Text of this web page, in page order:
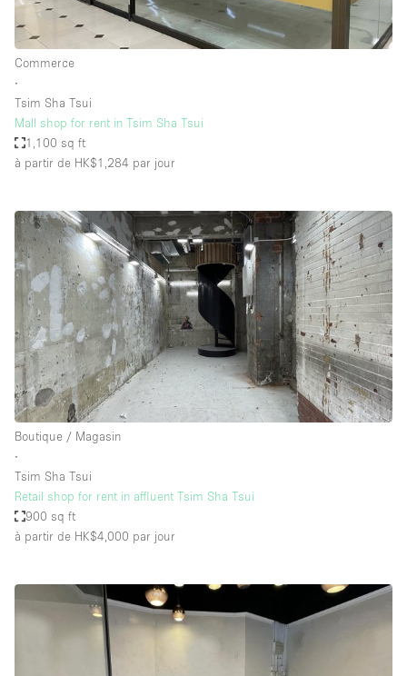
Commerce
∙
Tsim Sha Tsui
Mall shop for rent in Tsim Sha Tsui
1,100 sq ft
à partir de HK$1,284 par jour
Boutique / Magasin
∙
Tsim Sha Tsui
Retail shop for rent in affluent Tsim Sha Tsui
900 sq ft
à partir de HK$4,000 par jour